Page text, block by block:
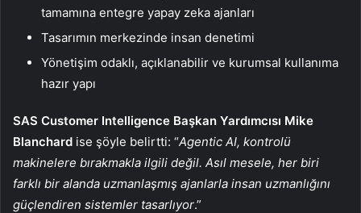
tamamına entegre yapay zeka ajanları
Tasarımın merkezinde insan denetimi
Yönetişim odaklı, açıklanabilir ve kurumsal kullanıma
hazır yapı
SAS Customer Intelligence Başkan Yardımcısı Mike
Blanchard ise şöyle belirtti: “Agentic AI, kontrolü
makinelere bırakmakla ilgili değil. Asıl mesele, her biri
farklı bir alanda uzmanlaşmış ajanlarla insan uzmanlığını
güçlendiren sistemler tasarlıyor.”